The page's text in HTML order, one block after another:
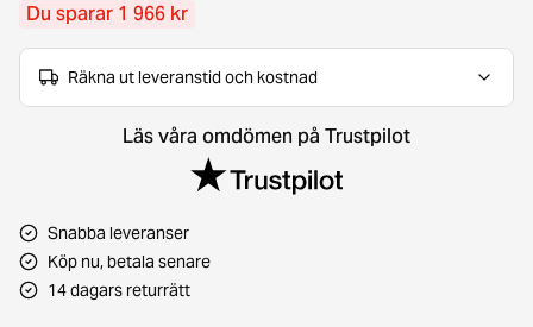
Du sparar 1 966 kr
Räkna ut leveranstid och kostnad
Läs våra omdömen på Trustpilot
Snabba leveranser
Köp nu, betala senare
14 dagars returrätt